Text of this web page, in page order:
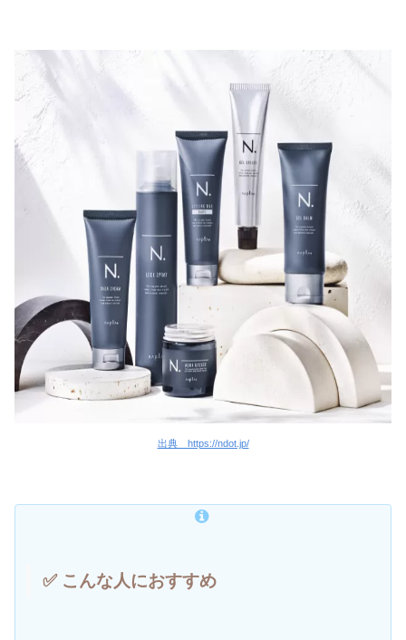
出典 https://ndot.jp/
✅ こんな人におすすめ